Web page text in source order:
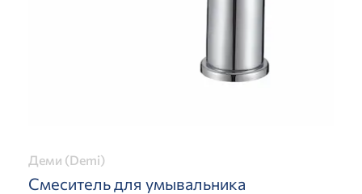
Деми (Demi)
Смеситель для умывальника